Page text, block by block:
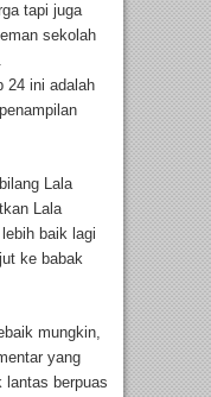
tapi juga
sekolah
24 ini adalah
Lala
Lala
baik lagi
ke babak
mungkin,
yang
lantas berpuas